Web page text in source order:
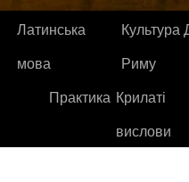
Латинська
мова
Культура
Риму
Практика Крилаті
вислови